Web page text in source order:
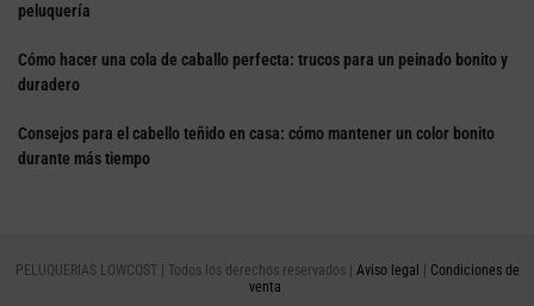
peluquería
Cómo hacer una cola de caballo perfecta: trucos para un peinado bonito y
duradero
Consejos para el cabello teñido en casa: cómo mantener un color bonito
durante más tiempo
PELUQUERIAS LOWCOST | Todos los derechos reservados | Aviso legal | Condiciones de
venta